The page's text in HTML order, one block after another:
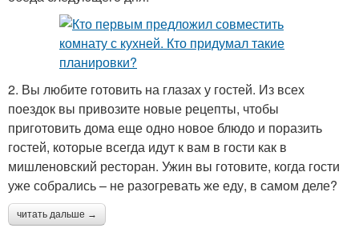
2. Вы любите готовить на глазах у гостей. Из всех
поездок вы привозите новые рецепты, чтобы
приготовить дома еще одно новое блюдо и поразить
гостей, которые всегда идут к вам в гости как в
мишленовский ресторан. Ужин вы готовите, когда гости
уже собрались – не разогревать же еду, в самом деле?
читать дальше →